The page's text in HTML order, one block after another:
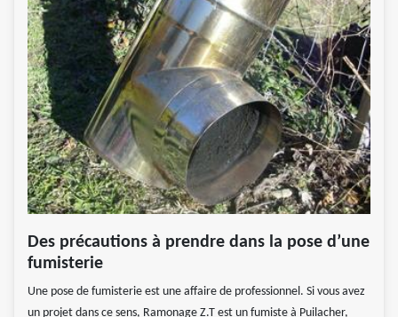
Des précautions à prendre dans la pose d’une
fumisterie
Une pose de fumisterie est une affaire de professionnel. Si vous avez
un projet dans ce sens, Ramonage Z.T est un fumiste à Puilacher,